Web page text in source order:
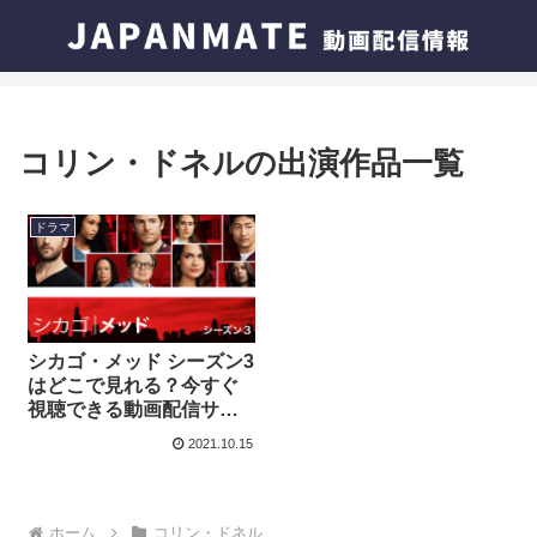
コリン・ドネルの出演作品一覧
ドラマ
シカゴ・メッド シーズン3
はどこで見れる？今すぐ
視聴できる動画配信サー
2021.10.15
ホーム コリン・ドネル